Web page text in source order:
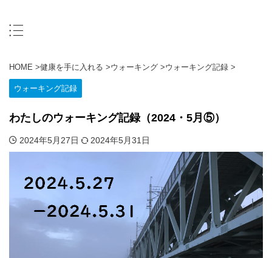
HOME >健康を手に入れる >ウォーキング >ウォーキング記録 >
ウォーキング記録
わたしのウォーキング記録（2024・5月⑤）
2024年5月27日 2024年5月31日